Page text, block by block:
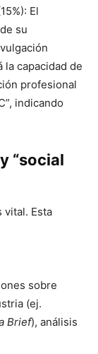
El
su
la capacidad de
profesional
indicando
“social
vital. Esta
sobre
(ej.
Brief), análisis